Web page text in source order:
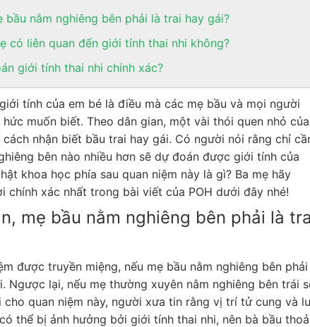
bầu nằm nghiêng bên phải là trai hay gái?
có liên quan đến giới tính thai nhi không?
giới tính thai nhi chính xác?
tính của em bé là điều mà các mẹ bầu và mọi người
muốn biết. Theo dân gian, một vài thói quen nhỏ của
nhận biết bầu trai hay gái. Có người nói rằng chỉ
bên nào nhiều hơn sẽ dự đoán được giới tính của
khoa học phía sau quan niệm này là gì? Ba mẹ hãy
chính xác nhất trong bài viết của POH dưới đây nhé!
mẹ bầu nằm nghiêng bên phải là
được truyền miệng, nếu mẹ bầu nằm nghiêng bên phải
Ngược lại, nếu mẹ thường xuyên nằm nghiêng bên trái
cho quan niệm này, người xưa tin rằng vị trí tử cung và
thể bị ảnh hưởng bởi giới tính thai nhi, nên bà bầu